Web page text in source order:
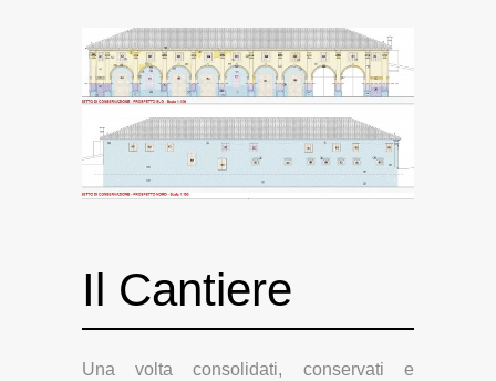
Il Cantiere
Una volta consolidati, conservati e